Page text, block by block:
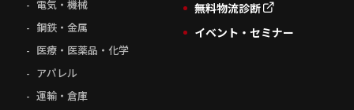
電気・機械
鋼鉄・金属
医療・医薬品・化学
アパレル
運輸・倉庫
無料物流診断
イベント・セミナー